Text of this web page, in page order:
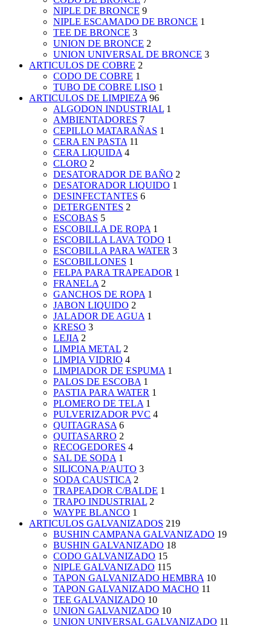
NIPLE DE BRONCE 9
NIPLE ESCAMADO DE BRONCE 1
TEE DE BRONCE 3
UNION DE BRONCE 2
UNION UNIVERSAL DE BRONCE 3
ARTICULOS DE COBRE 2
CODO DE COBRE 1
TUBO DE COBRE LISO 1
ARTICULOS DE LIMPIEZA 96
ALGODON INDUSTRIAL 1
AMBIENTADORES 7
CEPILLO MATARAÑAS 1
CERA EN PASTA 11
CERA LIQUIDA 4
CLORO 2
DESATORADOR DE BAÑO 2
DESATORADOR LIQUIDO 1
DESINFECTANTES 6
DETERGENTES 2
ESCOBAS 5
ESCOBILLA DE ROPA 1
ESCOBILLA LAVA TODO 1
ESCOBILLA PARA WATER 3
ESCOBILLONES 1
FELPA PARA TRAPEADOR 1
FRANELA 2
GANCHOS DE ROPA 1
JABON LIQUIDO 2
JALADOR DE AGUA 1
KRESO 3
LEJIA 2
LIMPIA METAL 2
LIMPIA VIDRIO 4
LIMPIADOR DE ESPUMA 1
PALOS DE ESCOBA 1
PASTIA PARA WATER 1
PLOMERO DE TELA 1
PULVERIZADOR PVC 4
QUITAGRASA 6
QUITASARRO 2
RECOGEDORES 4
SAL DE SODA 1
SILICONA P/AUTO 3
SODA CAUSTICA 2
TRAPEADOR C/BALDE 1
TRAPO INDUSTRIAL 2
WAYPE BLANCO 1
ARTICULOS GALVANIZADOS 219
BUSHIN CAMPANA GALVANIZADO 19
BUSHIN GALVANIZADO 18
CODO GALVANIZADO 15
NIPLE GALVANIZADO 115
TAPON GALVANIZADO HEMBRA 10
TAPON GALVANIZADO MACHO 11
TEE GALVANIZADO 10
UNION GALVANIZADO 10
UNION UNIVERSAL GALVANIZADO 11